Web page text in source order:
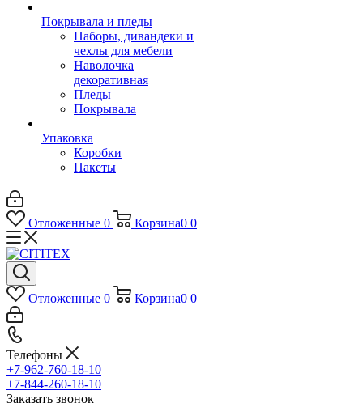
Покрывала и пледы
Наборы, дивандеки и
чехлы для мебели
Наволочка
декоративная
Пледы
Покрывала
Упаковка
Коробки
Пакеты
Отложенные 0 Корзина0 0
Отложенные 0 Корзина0 0
Телефоны
+7-962-760-18-10
+7-844-260-18-10
Заказать звонок